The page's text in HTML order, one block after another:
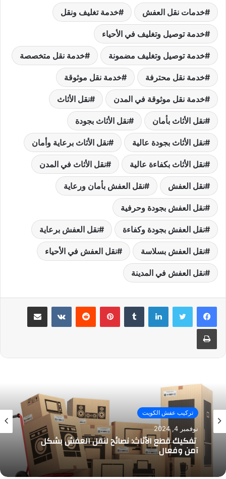
خدمات نقل العفش خدمة تغليف ونقل
خدمة توصيل وتغليف في الأحياء
خدمة توصيل وتغليف مضمونة خدمة نقل متخصصة
خدمة نقل محترفة خدمة نقل موثوقة
خدمة نقل موثوقة في المدن نقل الأثاث
نقل الأثاث بأمان نقل الأثاث بجودة
نقل الأثاث بجودة عالية نقل الأثاث برعاية وأمان
نقل الأثاث بكفاءة عالية نقل الأثاث في المدن
نقل العفش نقل العفش بأمان ورعاية
نقل العفش بجودة وحرفية
نقل العفش بجودة وكفاءة نقل العفش برعاية
نقل العفش بسلاسة نقل العفش في الأحياء
نقل العفش في المدينة
لينكدإن بينتيريست مشاركة عبر البريد
طباعة
تركيب عفش الكويت
نوفمبر 4, 2024
تفكيك قطع الأثاث: نصائح لنقل العفش بشكل
آمن وفعال